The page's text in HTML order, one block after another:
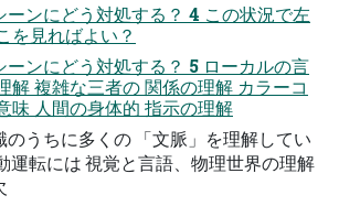
ーンにどう対処する？ 4 この状況で左
を⾒ればよい？
ーンにどう対処する？ 5 ローカルの⾔
解 複雑な三者の 関係の理解 カラーコ
味 ⼈間の⾝体的 指⽰の理解
のうちに多くの 「⽂脈」を理解してい
運転には 視覚と⾔語、物理世界の理解